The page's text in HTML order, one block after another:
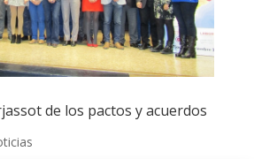
de los pactos y acuerdos